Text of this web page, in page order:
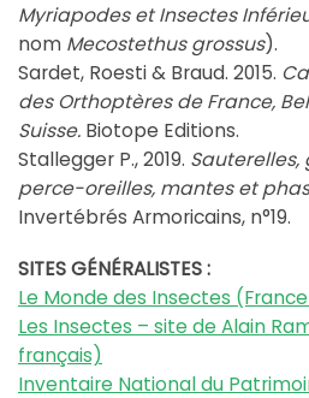
Myriapodes et Insectes
nom Mecostethus grossus).
Sardet, Roesti & Braud. 2015.
des Orthoptères de France,
Suisse. Biotope Editions.
Stallegger P., 2019. Sauterelles,
perce-oreilles, mantes et
Invertébrés Armoricains, n°19.
SITES GÉNÉRALISTES :
Le Monde des Insectes
Les Insectes – site de Alain
français)
Inventaire National du